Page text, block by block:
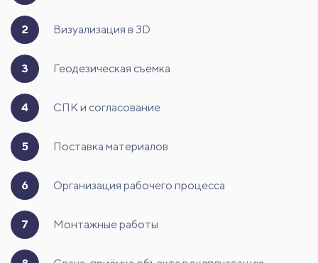
2 Визуализация в 3D
3 Геодезическая съёмка
4 СПК и согласование
5 Поставка материалов
6 Организация рабочего процесса
7 Монтажные работы